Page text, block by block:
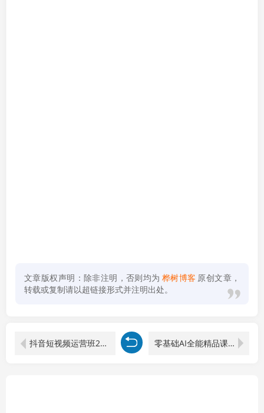
文章版权声明：除非注明，否则均为 桦树博客 原创文章，
转载或复制请以超链接形式并注明出处。
抖音短视频运营班2026：从账号定位到带货变现，八大模块系统学会上热门涨粉 零基础AI全能精品课：豆包+即梦+DeepSeek，从生图生视频到数字人全流程